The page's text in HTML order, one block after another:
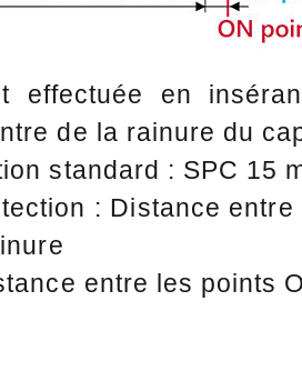
effectuée en
de la rainure du
standard : SPC 15
: Distance
entre les points